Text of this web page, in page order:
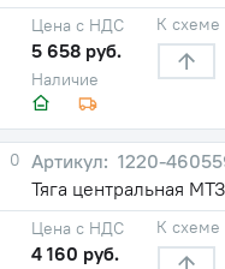
Наличие
Цена с НДС
5 658 руб.
К схеме
0
1220-
Тяга центральная
Цена с НДС
4 160 руб.
К схеме